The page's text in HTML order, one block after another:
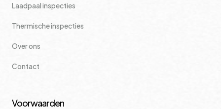
Laadpaal inspecties
Thermische inspecties
Over ons
Contact
Voorwaarden